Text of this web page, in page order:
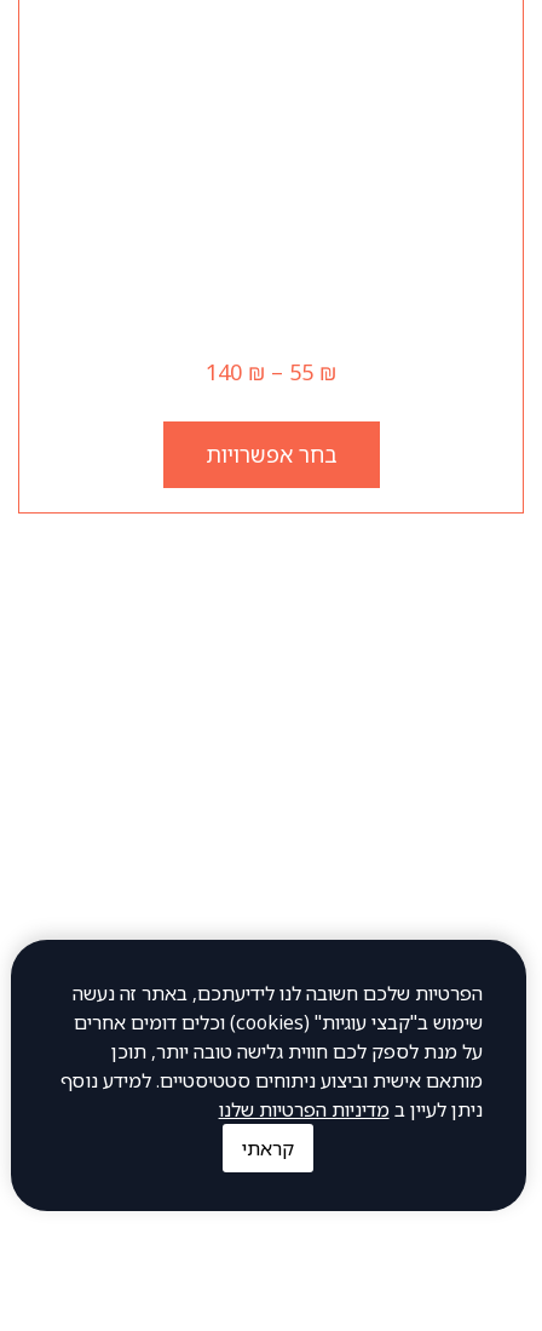
55 ₪
–
140 ₪
בחר אפשרויות
יום שישי 12:00–0:30
יום שבת 12:00–23:00
כתובת
הפרטיות שלכם חשובה לנו לידיעתכם, באתר זה נעשה
שימוש ב"קבצי עוגיות" (cookies) וכלים דומים אחרים
על מנת לספק לכם חווית גלישה טובה יותר, תוכן
מותאם אישית וביצוע ניתוחים סטטיסטיים. למידע נוסף
ניתן לעיין במדיניות הפרטיות שלנו
קראתי